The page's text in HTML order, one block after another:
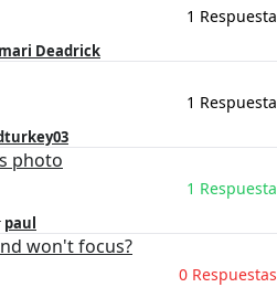
1 Respuesta
Deadrick
1 Respuesta
photo
1 Respuesta
paul
won't focus?
0 Respuestas